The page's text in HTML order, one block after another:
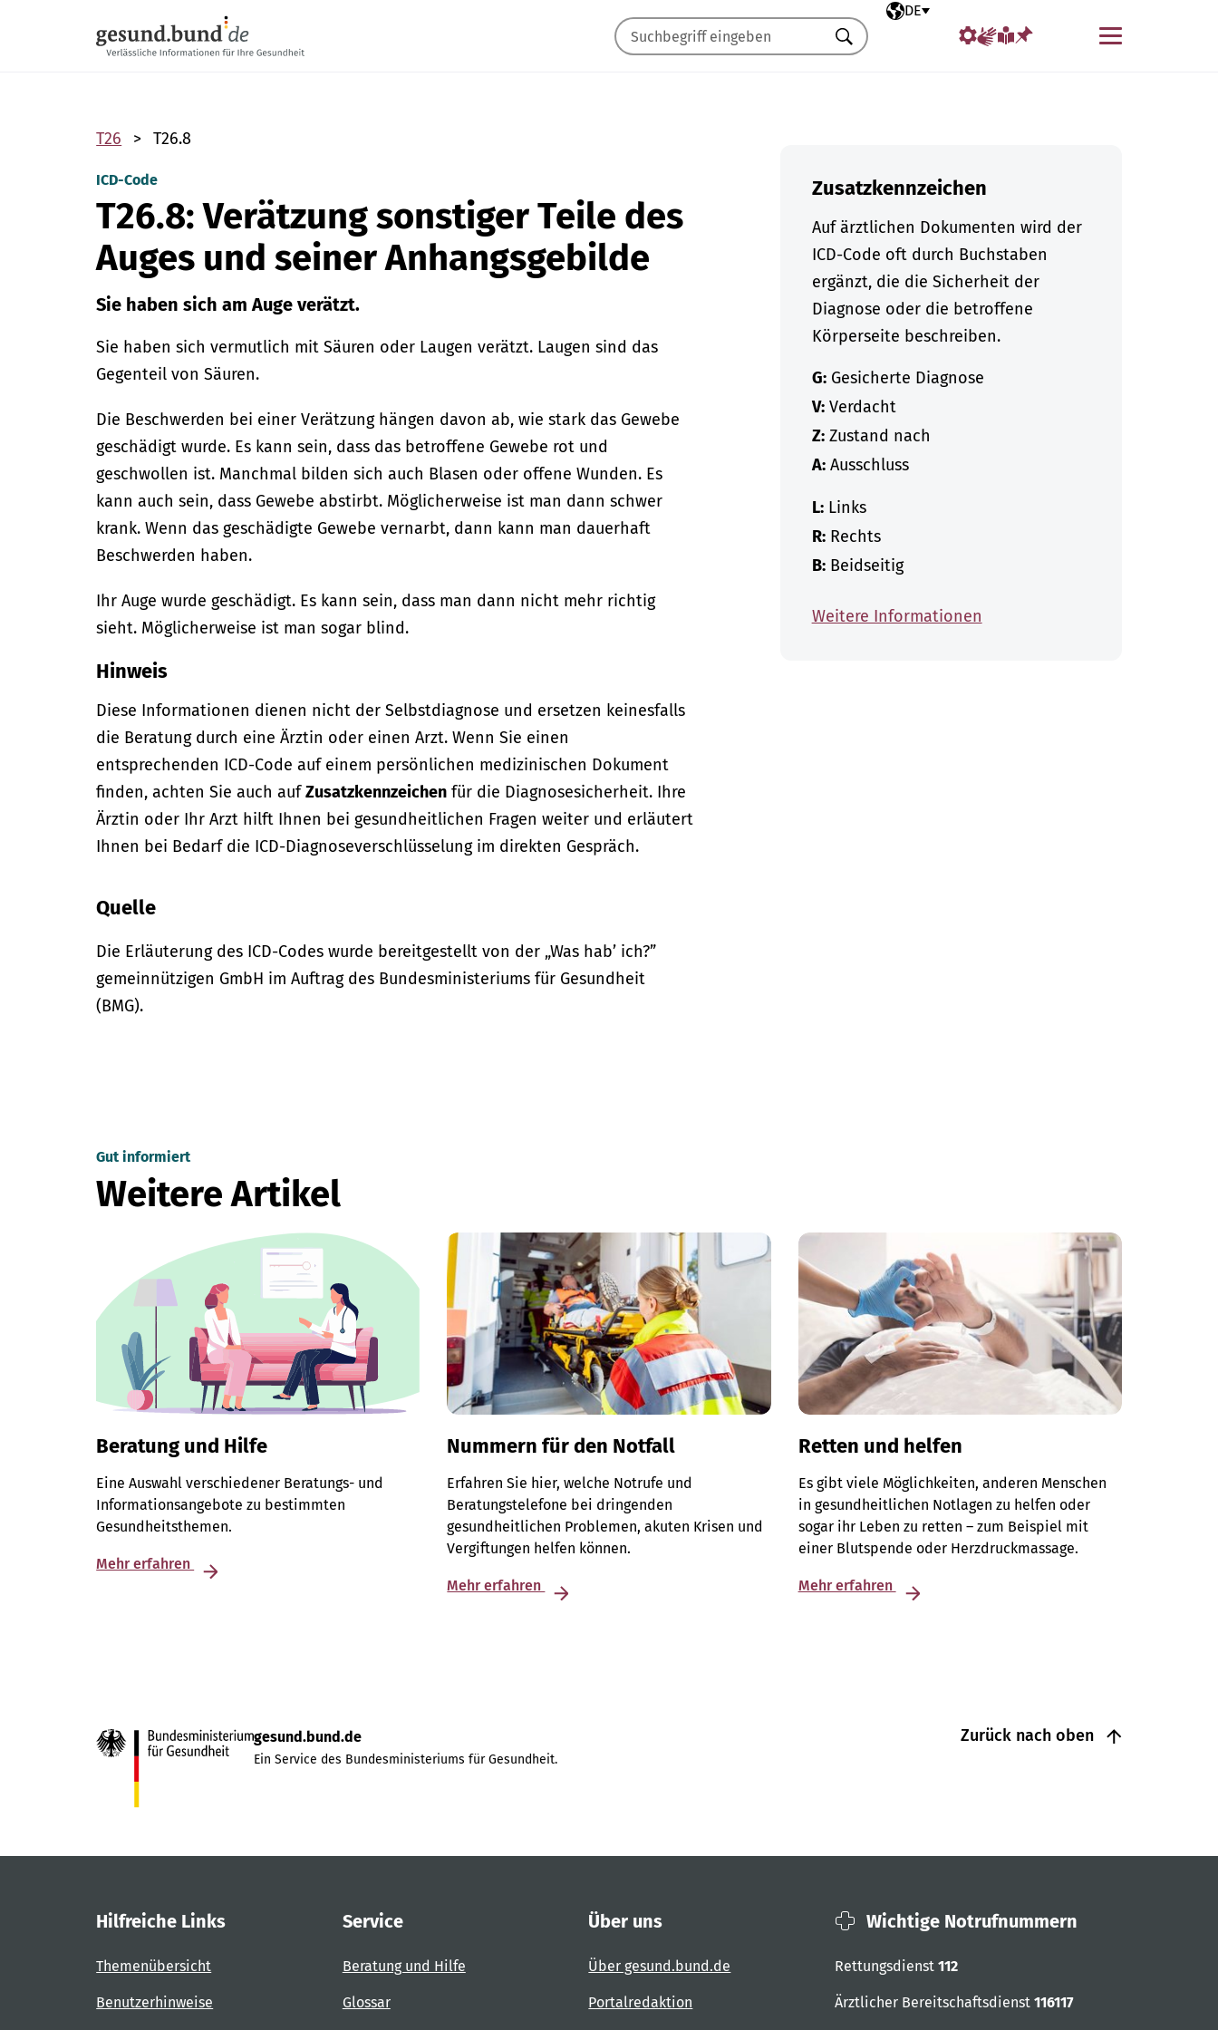
Ausgewählte Sprache
DE
Menü
Suchen
T26 T26.8
ICD-Code
T26.8: Verätzung sonstiger Teile des
Auges und seiner Anhangsgebilde
Sie haben sich am Auge verätzt.
Sie haben sich vermutlich mit Säuren oder Laugen verätzt. Laugen sind das
Gegenteil von Säuren.
Die Beschwerden bei einer Verätzung hängen davon ab, wie stark das Gewebe
geschädigt wurde. Es kann sein, dass das betroffene Gewebe rot und
geschwollen ist. Manchmal bilden sich auch Blasen oder offene Wunden. Es
kann auch sein, dass Gewebe abstirbt. Möglicherweise ist man dann schwer
krank. Wenn das geschädigte Gewebe vernarbt, dann kann man dauerhaft
Beschwerden haben.
Ihr Auge wurde geschädigt. Es kann sein, dass man dann nicht mehr richtig
sieht. Möglicherweise ist man sogar blind.
Hinweis
Diese Informationen dienen nicht der Selbstdiagnose und ersetzen keinesfalls
die Beratung durch eine Ärztin oder einen Arzt. Wenn Sie einen
entsprechenden ICD-Code auf einem persönlichen medizinischen Dokument
finden, achten Sie auch aufZusatzkennzeichen für die Diagnosesicherheit. Ihre
Ärztin oder Ihr Arzt hilft Ihnen bei gesundheitlichen Fragen weiter und erläutert
Ihnen bei Bedarf die ICD-Diagnoseverschlüsselung im direkten Gespräch.
Quelle
Die Erläuterung des ICD-Codes wurde bereitgestellt von der „Was hab’ ich?”
gemeinnützigen GmbH im Auftrag des Bundesministeriums für Gesundheit
(BMG).
Zusatzkennzeichen
Auf ärztlichen Dokumenten wird der
ICD-Code oft durch Buchstaben
ergänzt, die die Sicherheit der
Diagnose oder die betroffene
Körperseite beschreiben.
G:Gesicherte Diagnose
V:Verdacht
Z:Zustand nach
A:Ausschluss
L:Links
R:Rechts
B:Beidseitig
Weitere Informationen
Gut informiert
Weitere Artikel
Beratung und Hilfe
Eine Auswahl verschiedener Beratungs- und
Informationsangebote zu bestimmten
Gesundheitsthemen.
Mehr erfahren
Nummern für den Notfall
Erfahren Sie hier, welche Notrufe und
Beratungstelefone bei dringenden
gesundheitlichen Problemen, akuten Krisen und
Vergiftungen helfen können.
Mehr erfahren
Retten und helfen
Es gibt viele Möglichkeiten, anderen Menschen
in gesundheitlichen Notlagen zu helfen oder
sogar ihr Leben zu retten – zum Beispiel mit
einer Blutspende oder Herzdruckmassage.
Mehr erfahren
Zurück nach oben
gesund.bund.de
Ein Service des Bundesministeriums für Gesundheit.
Hilfreiche Links
Themenübersicht
Benutzerhinweise
Service
Beratung und Hilfe
Glossar
Über uns
Über gesund.bund.de
Portalredaktion
Wichtige Notrufnummern
Rettungsdienst 112
Ärztlicher Bereitschaftsdienst 116117